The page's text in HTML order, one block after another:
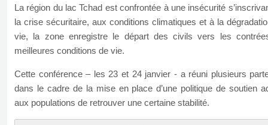
La région du lac Tchad est confrontée à une insécurité
la crise sécuritaire, aux conditions climatiques et à la
vie, la zone enregistre le départ des civils vers les
meilleures conditions de vie.
Cette conférence – les 23 et 24 janvier - a réuni plusieurs
dans le cadre de la mise en place d’une politique de soutien
aux populations de retrouver une certaine stabilité.